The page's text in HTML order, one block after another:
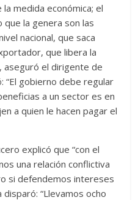
medida económica; el
que la genera son las
nacional, que saca
que libera la
aseguró el dirigente de
“El gobierno debe regular
a un sector es en
a quien le hacen pagar el
explicó que “con el
una relación conflictiva
si defendemos intereses
“Llevamos ocho